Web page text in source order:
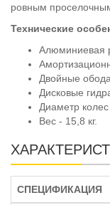
ровным
Технические
Алюминиевая
Двойные
Дисковые
Диаметр
Вес - 15,8 кг.
СПЕЦИФИКАЦИЯ